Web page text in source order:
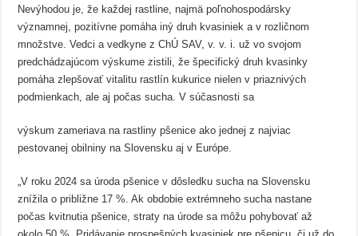
Nevýhodou je, že každej rastline, najmä poľnohospodársky
významnej, pozitívne pomáha iný druh kvasiniek a v rozličnom
množstve. Vedci a vedkyne z ChÚ SAV, v. v. i. už vo svojom
predchádzajúcom výskume zistili, že špecifický druh kvasinky
pomáha zlepšovať vitalitu rastlín kukurice nielen v priaznivých
podmienkach, ale aj počas sucha. V súčasnosti sa
výskum zameriava na rastliny pšenice ako jednej z najviac
pestovanej obilniny na Slovensku aj v Európe.
„V roku 2024 sa úroda pšenice v dôsledku sucha na Slovensku
znížila o približne 17 %. Ak obdobie extrémneho sucha nastane
počas kvitnutia pšenice, straty na úrode sa môžu pohybovať až